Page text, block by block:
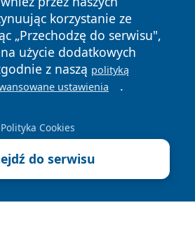
korzystanie ze
„Przechodzę do serwisu",
użycie dodatkowych
z naszą polityką
ustawienia .
Polityka Cookies
do serwisu
Wszystkie prawa zastrzeżone.
Polityka
Cookies